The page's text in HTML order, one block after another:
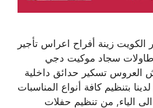
زينة أفراح اعراس تأجير
سجاد موكيت دجي
العروس تسكير حدائق داخلية
بتنظيم كافة أنواع المناسبات
الياء, من تنظيم حفلات